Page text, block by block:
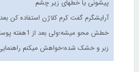
پیشونی یا خطهای زیر چشم
آرایشگرم گفت کرم کلاژن استفاده کن
خطش محو
زبر و خشک شده؛خواهش میکنم